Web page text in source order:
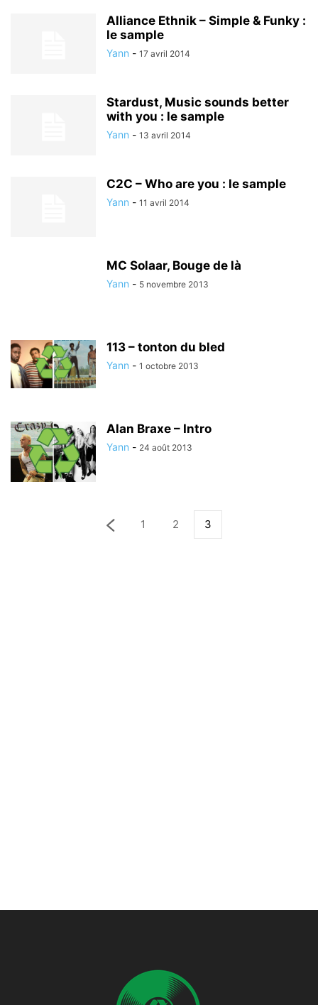
Alliance Ethnik – Simple & Funky :
le sample
Yann - 17 avril 2014
Stardust, Music sounds better
with you : le sample
Yann - 13 avril 2014
C2C – Who are you : le sample
Yann - 11 avril 2014
MC Solaar, Bouge de là
Yann - 5 novembre 2013
113 – tonton du bled
Yann - 1 octobre 2013
Alan Braxe – Intro
Yann - 24 août 2013
1 2 3